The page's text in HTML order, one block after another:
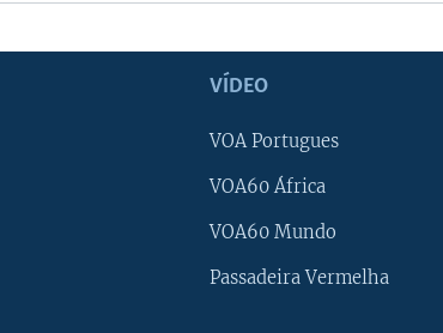
VÍDEO
VOA Portugues
VOA60 África
VOA60 Mundo
Passadeira Vermelha